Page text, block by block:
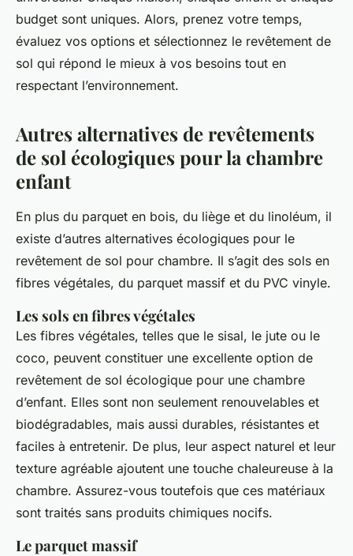
budget sont uniques. Alors, prenez votre temps,
évaluez vos options et sélectionnez le revêtement de
sol qui répond le mieux à vos besoins tout en
respectant l’environnement.
Autres alternatives de revêtements
de sol écologiques pour la chambre
enfant
En plus du parquet en bois, du liège et du linoléum, il
existe d’autres alternatives écologiques pour le
revêtement de sol pour chambre. Il s’agit des sols en
fibres végétales, du parquet massif et du PVC vinyle.
Les sols en fibres végétales
Les fibres végétales, telles que le sisal, le jute ou le
coco, peuvent constituer une excellente option de
revêtement de sol écologique pour une chambre
d’enfant. Elles sont non seulement renouvelables et
biodégradables, mais aussi durables, résistantes et
faciles à entretenir. De plus, leur aspect naturel et leur
texture agréable ajoutent une touche chaleureuse à la
chambre. Assurez-vous toutefois que ces matériaux
sont traités sans produits chimiques nocifs.
Le parquet massif